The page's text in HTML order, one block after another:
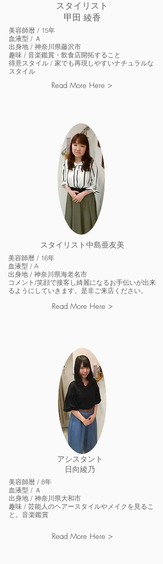
スタイリスト
甲田 綾香
美容師暦 / 15年
血液型 / Ａ
出身地 / 神奈川県藤沢市
趣味 / 音楽鑑賞・飲食店開拓すること
得意スタイル / 家でも再現しやすいナチュラルな
スタイル
Read More Here >
スタイリスト中島亜友美
美容師暦 / 16年
血液型 / A
出身地 / 神奈川県海老名市
コメント/笑顔で接客し綺麗になるお手伝いが出来
るようにしていきます。是非ご来店ください。
Read More Here >
アシスタント
日向綾乃
美容師暦 / 8年
血液型 / Ａ
出身地 / 神奈川県大和市
趣味 / 芸能人のヘアースタイルやメイクを見るこ
と。音楽鑑賞
Read More Here >